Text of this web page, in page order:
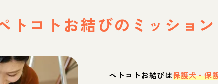
トコトお結びの ミッション
ペトコトお結びは保護犬・保